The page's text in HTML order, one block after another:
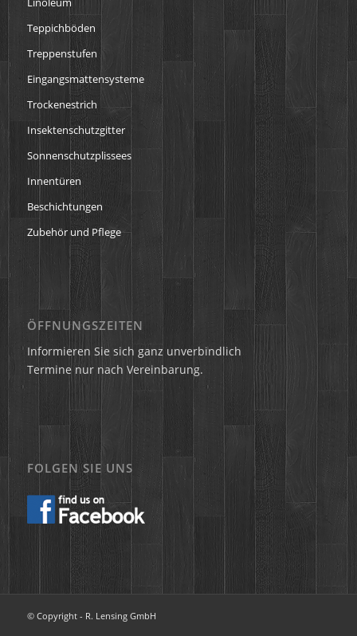
Teppichböden
Treppenstufen
Eingangsmattensysteme
Trockenestrich
Insektenschutzgitter
Sonnenschutzplissees
Innentüren
Beschichtungen
Zubehör und Pflege
ÖFFNUNGSZEITEN
Informieren Sie sich ganz unverbindlich
Termine nur nach Vereinbarung.
FOLGEN SIE UNS
© Copyright - R. Lensing GmbH